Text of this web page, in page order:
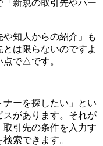
新規の取引先やパー
知人からの紹介」も
は限らないのですよ
点で△です。
ーを探したい」とい
スがあります。それが
取引先の条件を入力す
索できます。